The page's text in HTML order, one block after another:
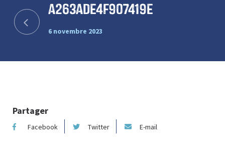
a263ade4f907419e
6 novembre 2023
Partager
Facebook Twitter E-mail